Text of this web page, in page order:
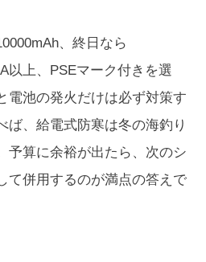
、終日なら
以上、PSEマーク付きを選
電池の発火だけは必ず対策す
ば、給電式防寒は冬の海釣り
予算に余裕が出たら、次のシ
て併用するのが満点の答えで